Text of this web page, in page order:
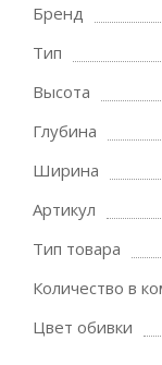
Бренд
Тип
Высота
Глубина
Ширина
Артикул
Тип товара
Количество в
Цвет обивки